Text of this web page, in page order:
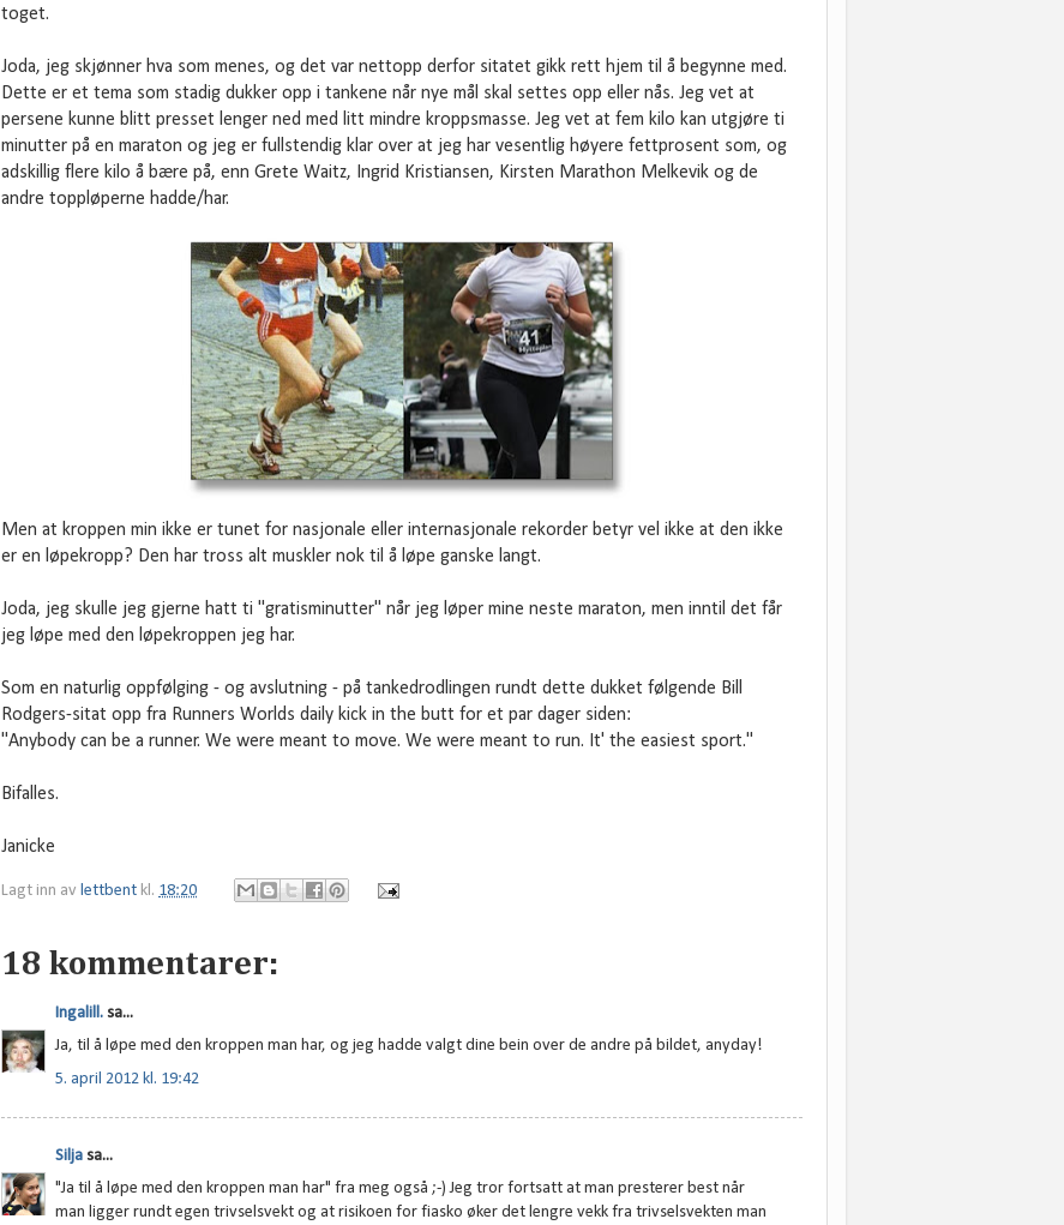
toget.
Joda, jeg skjønner hva som menes, og det var nettopp derfor sitatet gikk rett hjem til å begynne med.
Dette er et tema som stadig dukker opp i tankene når nye mål skal settes opp eller nås. Jeg vet at
persene kunne blitt presset lenger ned med litt mindre kroppsmasse. Jeg vet at fem kilo kan utgjøre ti
minutter på en maraton og jeg er fullstendig klar over at jeg har vesentlig høyere fettprosent som, og
adskillig flere kilo å bære på, enn Grete Waitz, Ingrid Kristiansen, Kirsten Marathon Melkevik og de
andre toppløperne hadde/har.
Men at kroppen min ikke er tunet for nasjonale eller internasjonale rekorder betyr vel ikke at den ikke
er en løpekropp? Den har tross alt muskler nok til å løpe ganske langt.
Joda, jeg skulle jeg gjerne hatt ti "gratisminutter" når jeg løper mine neste maraton, men inntil det får
jeg løpe med den løpekroppen jeg har.
Som en naturlig oppfølging - og avslutning - på tankedrodlingen rundt dette dukket følgende Bill
Rodgers-sitat opp fra Runners Worlds daily kick in the butt for et par dager siden:
"Anybody can be a runner. We were meant to move. We were meant to run. It' the easiest sport."
Bifalles.
Janicke
Lagt inn av lettbent kl. 18:20
18 kommentarer:
Ingalill. sa...
Ja, til å løpe med den kroppen man har, og jeg hadde valgt dine bein over de andre på bildet, anyday!
5. april 2012 kl. 19:42
Silja sa...
"Ja til å løpe med den kroppen man har" fra meg også ;-) Jeg tror fortsatt at man presterer best når
man ligger rundt egen trivselsvekt og at risikoen for fiasko øker det lengre vekk fra trivselsvekten man